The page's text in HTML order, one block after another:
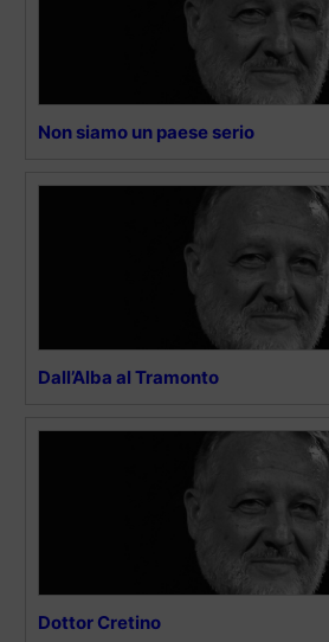
Non siamo un paese serio
Dall’Alba al Tramonto
Dottor Cretino